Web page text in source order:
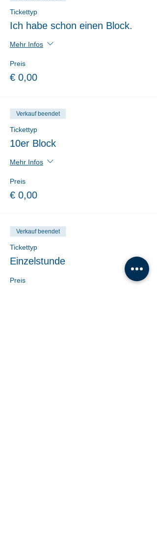
Tickettyp
Ich habe schon einen Block.
Mehr Infos
Preis
€ 0,00
Verkauf beendet
Tickettyp
10er Block
Mehr Infos
Preis
€ 0,00
Verkauf beendet
Tickettyp
Einzelstunde
Preis